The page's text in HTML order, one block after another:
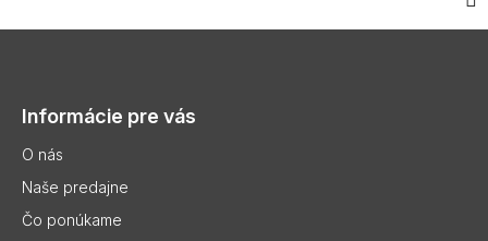
Informácie pre vás
O nás
Naše predajne
Čo ponúkame